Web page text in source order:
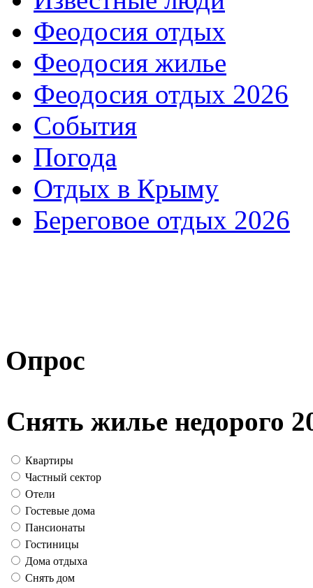
Феодосия отдых
Феодосия жилье
Феодосия отдых 2026
События
Погода
Отдых в Крыму
Береговое отдых 2026
Опрос
Снять жилье недорого
Квартиры
Частный сектор
Отели
Гостевые дома
Пансионаты
Гостиницы
Дома отдыха
Снять дом